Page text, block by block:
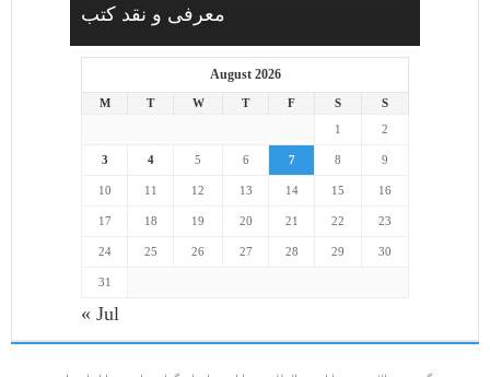
معرفی و نقد کتب
August 2026
M T W T F S
S
1
2
3 4 5 6 7 8 9
10 11 12 13 14 15 16
17 18 19 20 21 22 23
24 25 26 27 28 29 30
31
« Jul